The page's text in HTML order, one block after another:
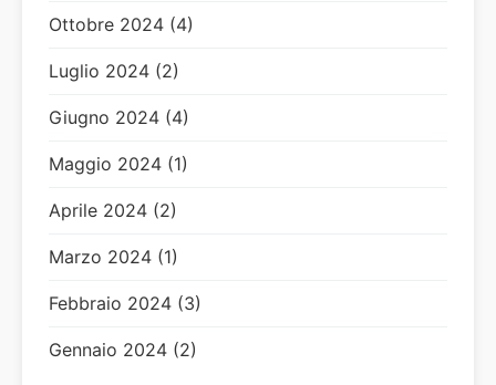
Ottobre 2024 (4)
Luglio 2024 (2)
Giugno 2024 (4)
Maggio 2024 (1)
Aprile 2024 (2)
Marzo 2024 (1)
Febbraio 2024 (3)
Gennaio 2024 (2)